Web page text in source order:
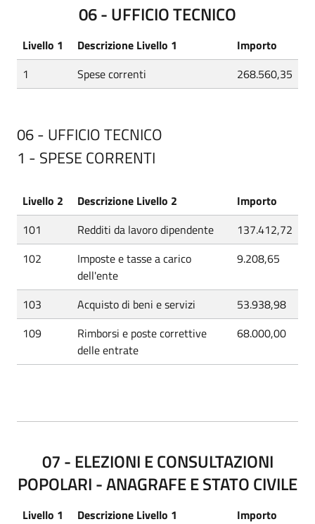
06 - UFFICIO TECNICO
Livello 1 Descrizione Livello 1
Importo
1
Spese correnti 268.560,35
06 - UFFICIO TECNICO
1 - SPESE CORRENTI
Livello 2 Descrizione Livello 2
Importo
101
Redditi da lavoro dipendente
137.412,72
102
Imposte e tasse a carico
dell'ente
9.208,65
103 Acquisto di beni e servizi
53.938,98
109
Rimborsi e poste correttive
delle entrate
68.000,00
07 - ELEZIONI E CONSULTAZIONI
POPOLARI - ANAGRAFE E STATO CIVILE
Livello 1 Descrizione Livello 1
Importo